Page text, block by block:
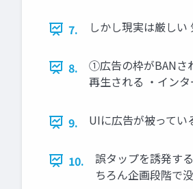
7. しかし現実は厳し
8.
①広告の枠がBANさ
再生される ・イン
9. UIに広告が被ってい
10.
誤タップを誘発す
ちろん企画段階で